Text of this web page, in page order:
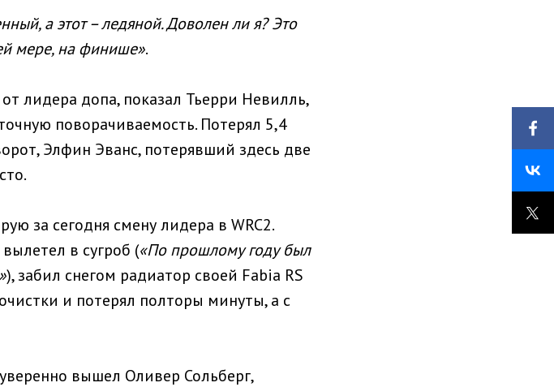
а этот – ледяной. Доволен ли я? Это
мере, на финише».
лидера допа, показал Тьерри Невилль,
поворачиваемость. Потерял 5,4
Элфин Эванс, потерявший здесь две
за сегодня смену лидера в WRC2.
в сугроб («По прошлому году был
), забил снегом радиатор своей Fabia RS
и потерял полторы минуты, а с
вышел Оливер Сольберг,